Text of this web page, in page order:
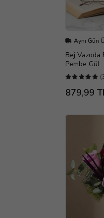
Aynı Gün
Bej Vazoda
Pembe Gül
879,99